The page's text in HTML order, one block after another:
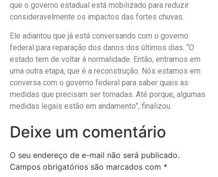
que o governo estadual está mobilizado para reduzir
consideravelmente os impactos das fortes chuvas.
Ele adiantou que já está conversando com o governo
federal para reparação dos danos dos últimos dias. “O
estado tem de voltar à normalidade. Então, entramos em
uma outra etapa, que é a reconstrução. Nós estamos em
conversa com o governo federal para saber quais as
medidas que precisam ser tomadas. Até porque, algumas
medidas legais estão em andamento”, finalizou.
Deixe um comentário
O seu endereço de e-mail não será publicado.
Campos obrigatórios são marcados com *